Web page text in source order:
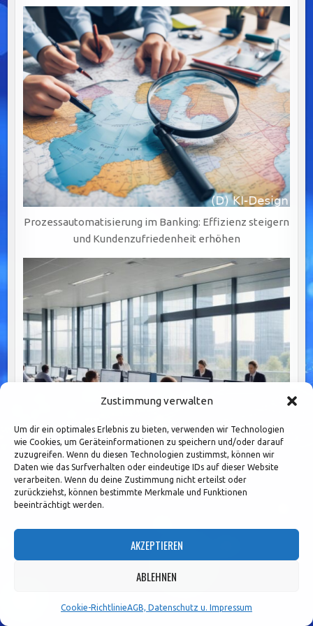
Zustimmung verwalten
Um dir ein optimales Erlebnis zu bieten, verwenden wir Technologien
wie Cookies, um Geräteinformationen zu speichern und/oder darauf
zuzugreifen. Wenn du diesen Technologien zustimmst, können wir
Daten wie das Surfverhalten oder eindeutige IDs auf dieser Website
verarbeiten. Wenn du deine Zustimmung nicht erteilst oder
zurückziehst, können bestimmte Merkmale und Funktionen
beeinträchtigt werden.
AKZEPTIEREN
ABLEHNEN
Cookie-RichtlinieAGB, Datenschutz u. Impressum
Prozessautomatisierung im Banking: Effizienz steigern
und Kundenzufriedenheit erhöhen
Effektive SLA-Überwachung im Banking: Strategien für
Qualität und Kundenzufriedenheit